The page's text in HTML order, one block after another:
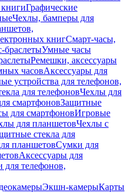
Графические
Чехлы, бамперы для
книгСмарт-часы,
браслетыУмные часы
Ремешки, аксессуары
часовАксессуары для
устройства для телефонов,
для телефоновЧехлы для
смартфоновЗащитные
для смартфоновИгровые
для планшетовЧехлы с
стекла для
планшетовСумки для
Аксессуары для
для телефонов,
Экшн-камерыКарты